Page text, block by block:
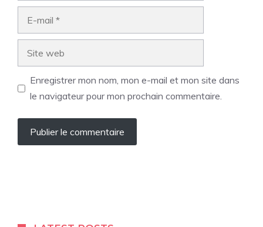
Enregistrer mon nom, mon e-mail et mon site dans
le navigateur pour mon prochain commentaire.